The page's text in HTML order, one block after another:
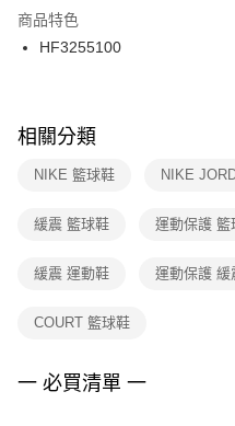
２．訂單成立數日內，您將收到繳費
３．收到繳費通知簡訊後14天內，
ATM／網路銀行／等多元方式進行
※ 交易是否成功請以「AFTEE先享
是否繳費成功／繳費後需取消欲退
客戶支援中心」
https://
１．透過由恩沛科技股份有限公司
權轉讓予恩沛科技股份有限公司。
３．未成年的使用者請事先徵得法
４．使用「AFTEE先享後付」時，
商品特色
HF3255100
相關分類
NIKE 籃球鞋 NIKE
緩震 籃球鞋 運動保護 籃
緩震 運動鞋 運動保護 緩
COURT 籃球鞋
一 必買清單 一